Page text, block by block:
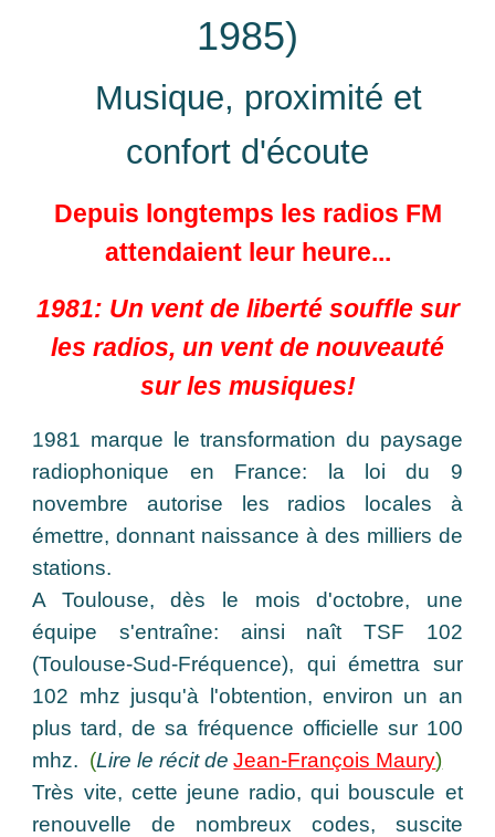
1985)
Musique, proximité et
confort d'écoute
Depuis longtemps les radios FM
attendaient leur heure...
1981: Un vent de liberté souffle sur
les radios, un vent de nouveauté
sur les musiques!
1981 marque le transformation du paysage
radiophonique en France: la loi du 9
novembre autorise les radios locales à
émettre, donnant naissance à des milliers de
stations.
A Toulouse, dès le mois d'octobre, une
équipe s'entraîne: ainsi naît TSF 102
(Toulouse-Sud-Fréquence), qui émettra sur
102 mhz jusqu'à l'obtention, environ un an
plus tard, de sa fréquence officielle sur 100
mhz. (Lire le récit de Jean-François Maury)
Très vite, cette jeune radio, qui bouscule et
renouvelle de nombreux codes, suscite